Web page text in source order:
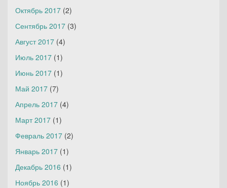
Октябрь 2017 (2)
Сентябрь 2017 (3)
Август 2017 (4)
Июль 2017 (1)
Июнь 2017 (1)
Май 2017 (7)
Апрель 2017 (4)
Март 2017 (1)
Февраль 2017 (2)
Январь 2017 (1)
Декабрь 2016 (1)
Ноябрь 2016 (1)